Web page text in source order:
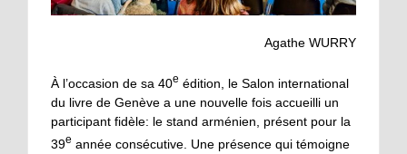
Agathe WURRY
À l’occasion de sa 40e édition, le Salon international
du livre de Genève a une nouvelle fois accueilli un
participant fidèle: le stand arménien, présent pour la
39e année consécutive. Une présence qui témoigne